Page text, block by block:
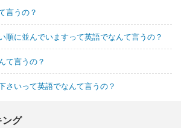
言うの？
順に並んでいますって英語でなんて言うの？
て言うの？
さいって英語でなんて言うの？
ング